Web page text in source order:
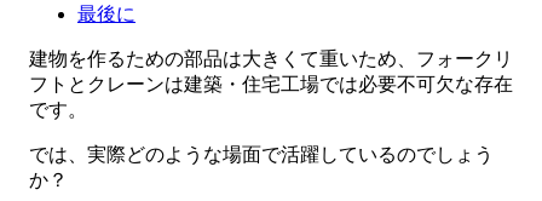
最後に
建物を作るための部品は大きくて重いため、フォークリ
フトとクレーンは建築・住宅工場では必要不可欠な存在
です。
では、実際どのような場面で活躍しているのでしょう
か？